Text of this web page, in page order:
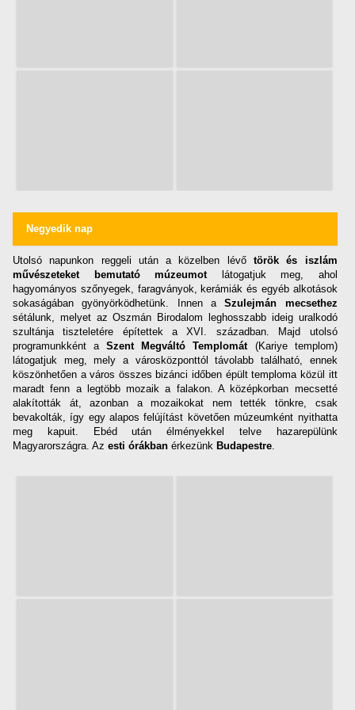
Negyedik nap
Utolsó napunkon reggeli után a közelben lévőtörök és iszlám
művészeteket bemutató múzeumot látogatjuk meg, ahol
hagyományos szőnyegek, faragványok, kerámiák és egyéb alkotások
sokaságában gyönyörködhetünk. Innen aSzulejmán mecsethez
sétálunk, melyet az Oszmán Birodalom leghosszabb ideig uralkodó
szultánja tiszteletére építettek a XVI. században. Majd utolsó
programunkként aSzent Megváltó Templomát (Kariye templom)
látogatjuk meg, mely a városközponttól távolabb található, ennek
köszönhetően a város összes bizánci időben épült temploma közül itt
maradt fenn a legtöbb mozaik a falakon. A középkorban mecsetté
alakították át, azonban a mozaikokat nem tették tönkre, csak
bevakolták, így egy alapos felújítást követően múzeumként nyithatta
meg kapuit. Ebéd után élményekkel telve hazarepülünk
Magyarországra. Az esti órákban érkezünk Budapestre